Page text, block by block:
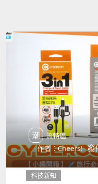
潮流特區
作者：Cheers! 發
科技新知